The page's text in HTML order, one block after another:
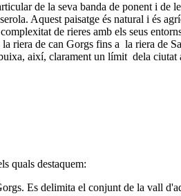
de la seva banda de ponent i de
Aquest paisatge és natural i és
de rieres amb els seus
riera de can Gorgs fins a la riera de
així, clarament un límit dela ciutat
quals destaquem:
Es delimita el conjunt de la vall